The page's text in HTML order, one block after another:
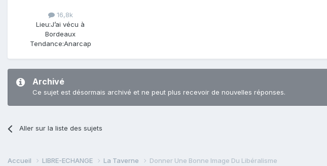
16,8k
Lieu:J’ai vécu à
Bordeaux
Tendance:Anarcap
Archivé
Ce sujet est désormais archivé et ne peut plus recevoir de nouvelles réponses.
Aller sur la liste des sujets
Accueil LIBRE-ECHANGE La Taverne Donner Une Bonne Image Du Libéralisme